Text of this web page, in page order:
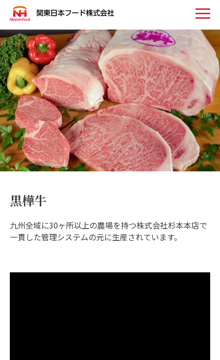
トップ
お知らせ
事業案内
取扱い商品
会社案内
黒樺牛
九州全域に30ヶ所以上の農場を持つ株式会社杉本本店で
一貫した管理システムの元に生産されています。